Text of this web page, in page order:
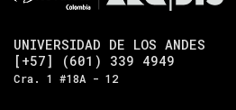
UNIVERSIDAD DE LOS ANDES
[+57] (601) 339 4949
Cra. 1 #18A - 12